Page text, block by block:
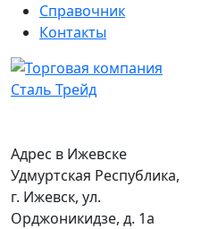
Справочник
Контакты
Адрес в Ижевске
Удмуртская Республика,
г. Ижевск, ул.
Орджоникидзе, д. 1а